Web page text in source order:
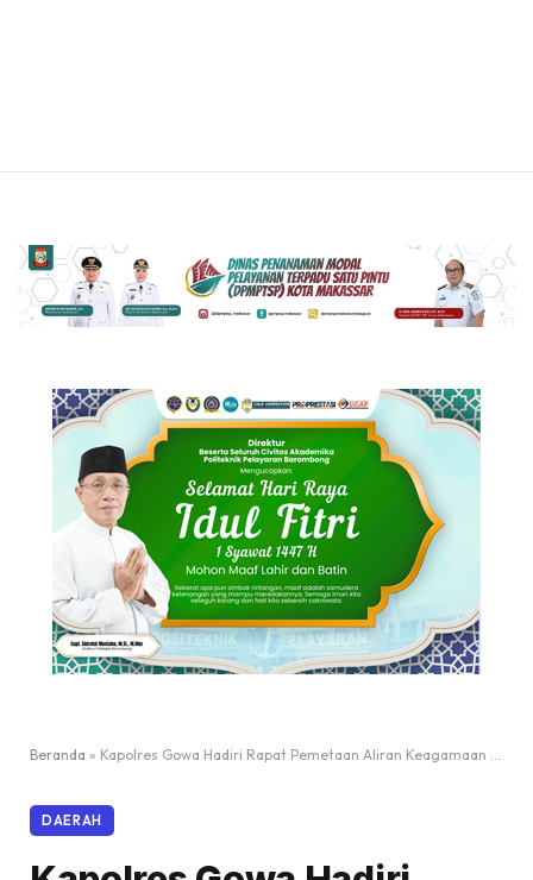
Beranda » Kapolres Gowa Hadiri Rapat Pemetaan Aliran Keagamaan Di Kantor Kejaksaan Negeri Gowa
DAERAH